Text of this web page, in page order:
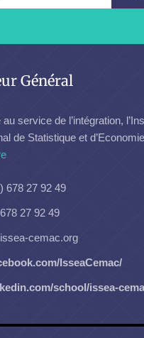
Général
au service de l’intégration,
de Statistique et
678 27 92 49
27 92 49
cemac.org
IsseaCemac/
school/issea-